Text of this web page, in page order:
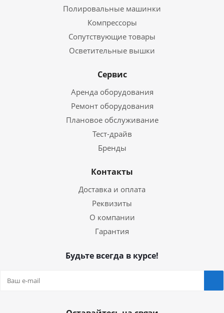
Полировальные машинки
Компрессоры
Сопутствующие товары
Осветительные вышки
Сервис
Аренда оборудования
Ремонт оборудования
Плановое обслуживание
Тест-драйв
Бренды
Контакты
Доставка и оплата
Реквизиты
О компании
Гарантия
Будьте всегда в курсе!